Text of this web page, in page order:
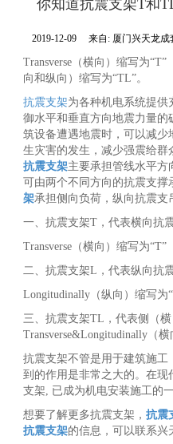
你知道抗震支架T和
2019-12-09 来自: 厦门兴天龙成
Transverse（横向）缩写为
向和纵向）缩写为“TL”。
抗震支架为各种机电系统提供
御水平和垂直方向地震力量
筑设备遭遇地震时，可以减
生灾害的发生，减少强震给群
抗震支架主要承担管线水平方
可由两个不同方向的抗震支撑
架承担侧向负荷，纵向抗震支
一、抗震支架T，代表横向抗震
Transverse（横向）缩写为“T”
二、抗震支架L，代表纵向抗震
Longitudinally（纵向）缩写为
三、抗震支架TL，代表侧（
Transverse&Longitudinally（
抗震支架不管是用于建筑施
到的作用是非常之大的。在
支架, 已成为机电安装施工的
想要了解更多抗震支架，抗震
抗震支架的信息，可以联系兴